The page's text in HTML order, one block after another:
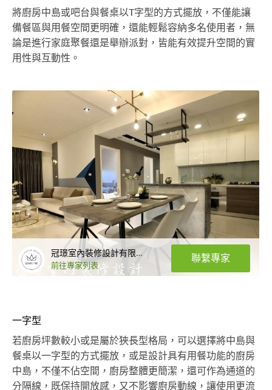
將廚房中島或吧台與餐桌以T字型的方式擺放，不僅能讓
備餐區與用餐空間更明確，還能輕鬆容納多名使用者，無
論是進行家庭聚餐還是舉辦派對，皆能有效提升空間的實
用性與互動性。
冠璟室內裝修設計有限公司
前往專家列表
聯繫專家
一字型
若廚房坪數較小或是屬於狹長型格局，可以選擇將中島與
餐桌以一字型的方式擺放，或是設計具有用餐功能的廚房
中島，不僅不佔空間，廚房整體更簡潔，還可作為通道的
分隔線，既保持開放感，又不影響廚房動線，讓使用更流